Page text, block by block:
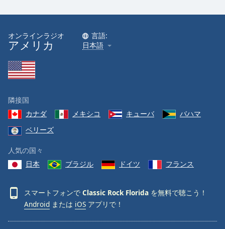
Family
Reset
Done
Dialog
End
dialog
オンラインラジオ
アメリカ
言語:
日本語
隣接国
カナダ
メキシコ キューバ
バハマ
ベリーズ
人気の国々
日本
ブラジル ドイツ フランス
スマートフォンで Classic Rock Florida を無料で聴こう！
Android または iOS アプリで！